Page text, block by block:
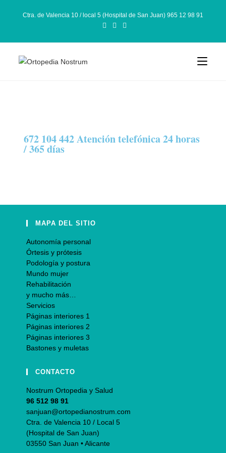
Ctra. de Valencia 10 / local 5 (Hospital de San Juan) 965 12 98 91
672 104 442 Atención telefónica 24 horas
/ 365 días
MAPA DEL SITIO
Autonomía personal
Órtesis y prótesis
Podología y postura
Mundo mujer
Rehabilitación
y mucho más…
Servicios
Páginas interiores 1
Páginas interiores 2
Páginas interiores 3
Bastones y muletas
CONTACTO
Nostrum Ortopedia y Salud
96 512 98 91
sanjuan@ortopedianostrum.com
Ctra. de Valencia 10 / Local 5
(Hospital de San Juan)
03550 San Juan • Alicante